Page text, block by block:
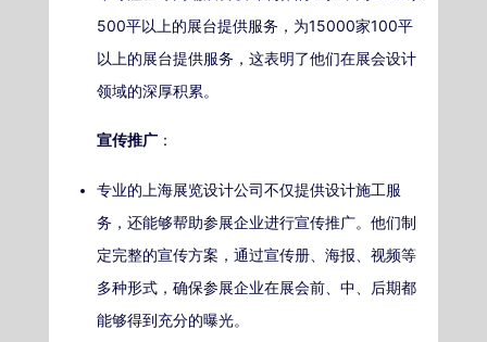
500平以上的展台提供服务，为15000家100平
以上的展台提供服务，这表明了他们在展会设计
领域的深厚积累。
宣传推广 ：
专业的上海展览设计公司不仅提供设计施工服
务，还能够帮助参展企业进行宣传推广。他们制
定完整的宣传方案，通过宣传册、海报、视频等
多种形式，确保参展企业在展会前、中、后期都
能够得到充分的曝光。